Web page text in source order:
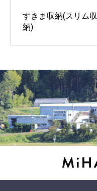
すきま収納(スリム収
納)